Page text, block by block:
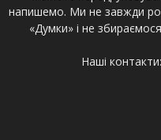
напишемо. Ми не завжди
«Думки» і не
Наші контакти: